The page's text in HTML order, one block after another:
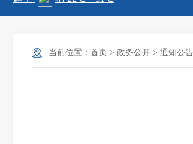
当前位置： 首页 > 政务公开 > 通知公告